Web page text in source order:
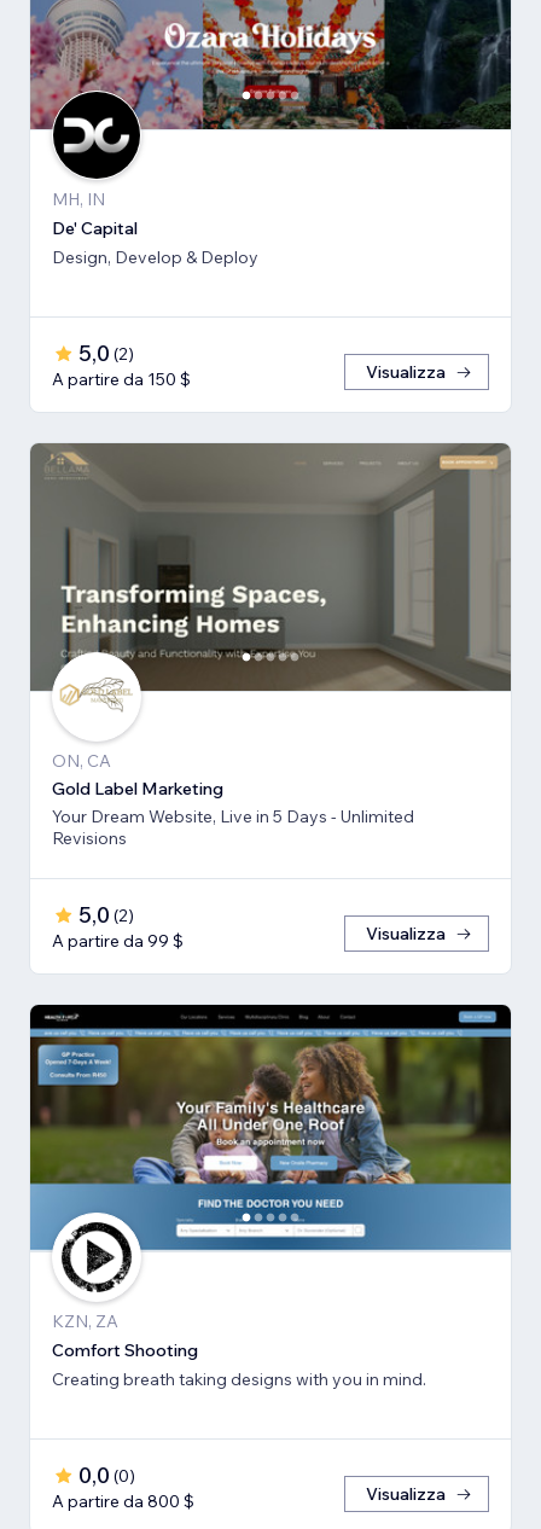
MH, IN
De' Capital
Design, Develop & Deploy
5,0 (2)
A partire da 150 $
Visualizza
ON, CA
Gold Label Marketing
Your Dream Website, Live in 5 Days - Unlimited
Revisions
5,0 (2)
A partire da 99 $
Visualizza
KZN, ZA
Comfort Shooting
Creating breath ​taking designs with you in mind.
0,0 (0)
A partire da 800 $
Visualizza